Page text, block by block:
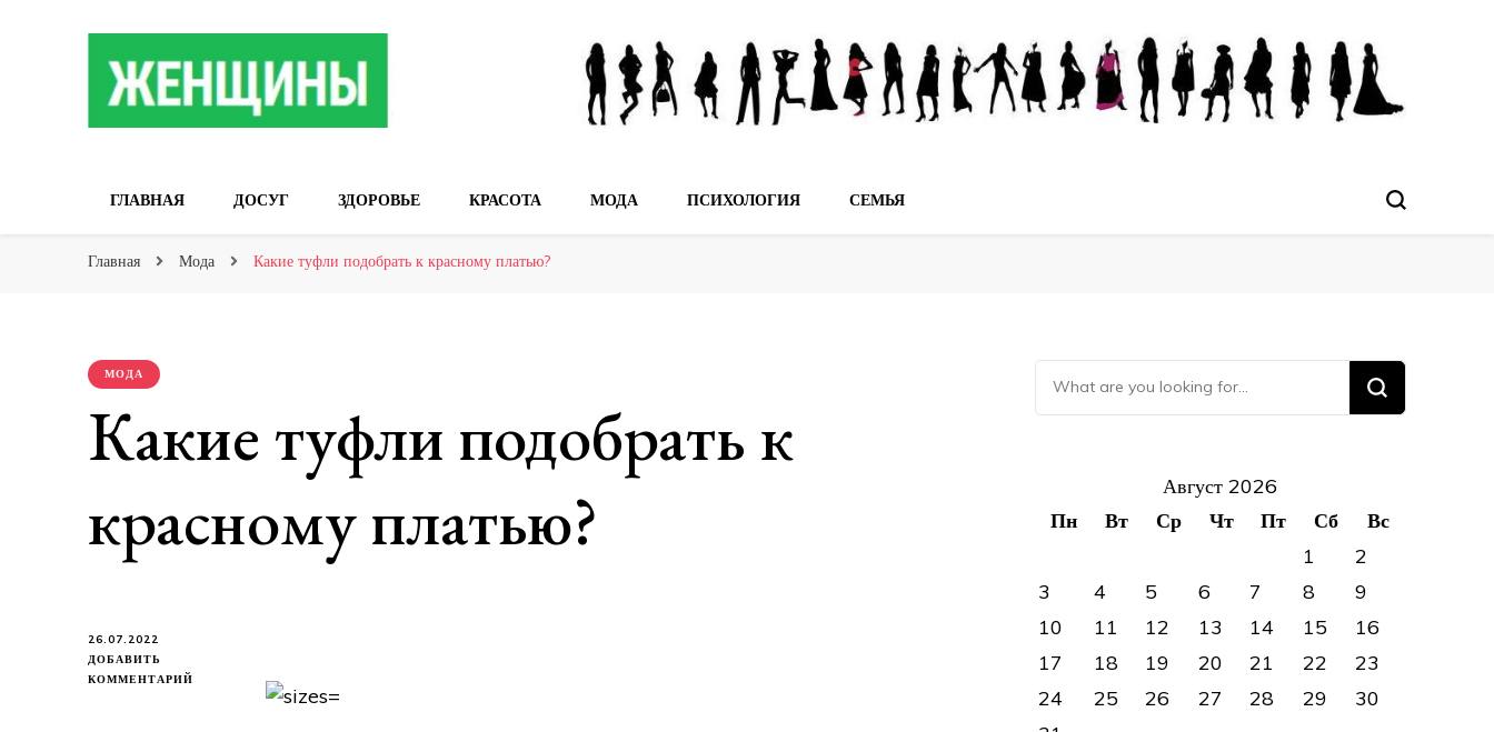
ГЛАВНАЯ ДОСУГ ЗДОРОВЬЕ КРАСОТА МОДА ПСИХОЛОГИЯ СЕМЬЯ
Главная Мода Какие туфли подобрать к красному платью?
МОДА
Какие туфли подобрать к
красному платью?
26.07.2022
ДОБАВИТЬ
КОММЕНТАРИЙ
Ищите что-то?
Август 2026
Пн
Вт Ср Чт Пт Сб
Вс
1
2
3
4 5 6 7 8
9
10
11 12 13 14 15
16
17
18 19 20 21 22
23
24
25 26 27 28 29
30